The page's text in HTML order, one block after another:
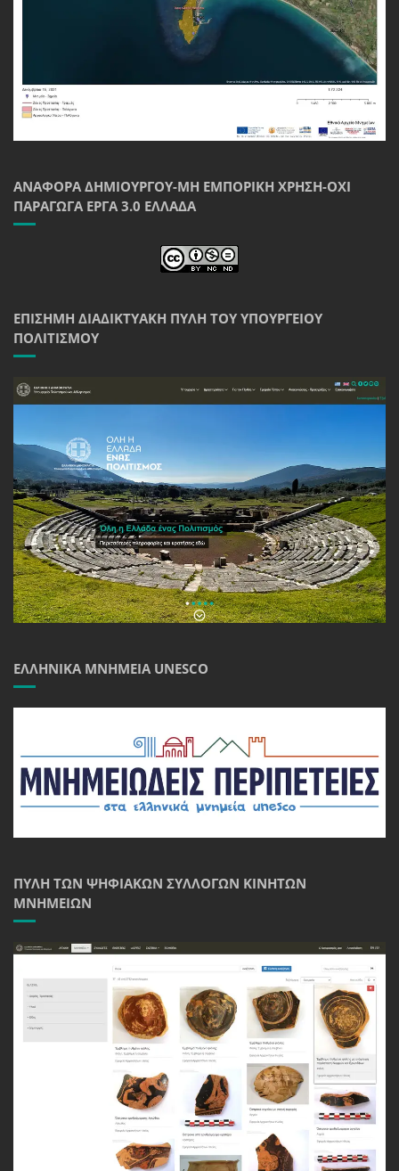
ΑΝΑΦΟΡΆ ΔΗΜΙΟΥΡΓΟΎ-ΜΗ ΕΜΠΟΡΙΚΉ ΧΡΉΣΗ-ΌΧΙ
ΠΑΡΆΓΩΓΑ ΈΡΓΑ 3.0 ΕΛΛΆΔΑ
ΕΠΊΣΗΜΗ ΔΙΑΔΙΚΤΥΑΚΉ ΠΎΛΗ ΤΟΥ ΥΠΟΥΡΓΕΊΟΥ
ΠΟΛΙΤΙΣΜΟΎ
ΕΛΛΗΝΙΚΆ ΜΝΗΜΕΊΑ UNESCO
ΠΎΛΗ ΤΩΝ ΨΗΦΙΑΚΏΝ ΣΥΛΛΟΓΏΝ ΚΙΝΗΤΏΝ
ΜΝΗΜΕΊΩΝ